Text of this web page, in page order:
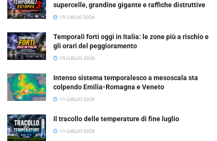
supercelle, grandine gigante e raffiche distruttive
15 LUGLIO 2026
Temporali forti oggi in Italia: le zone più a rischio e
gli orari del peggioramento
15 LUGLIO 2026
Intenso sistema temporalesco a mesoscala sta
colpendo Emilia-Romagna e Veneto
11 LUGLIO 2026
Il tracollo delle temperature di fine luglio
11 LUGLIO 2026